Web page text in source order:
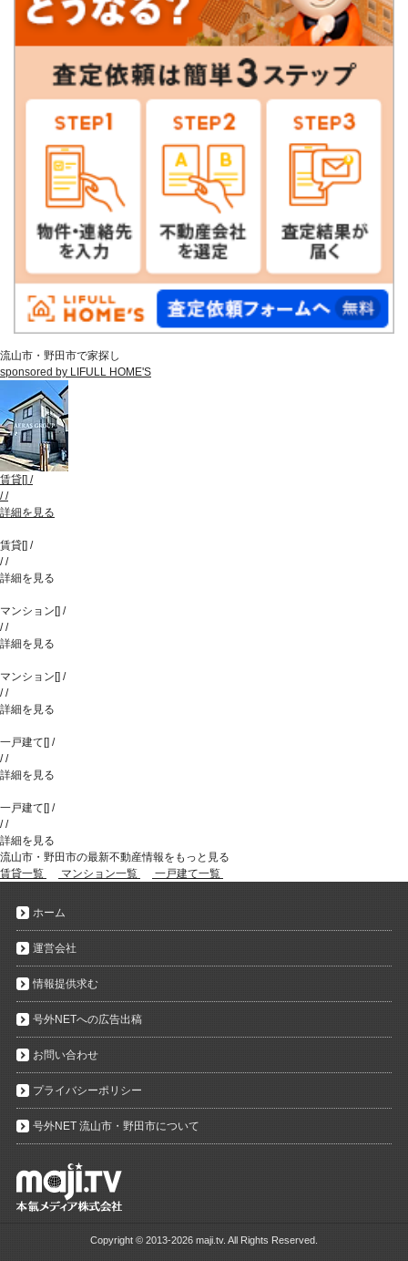
流山市・野田市で家探し
sponsored by LIFULL HOME'S
賃貸[] /
//
詳細を見る
賃貸[] /
//
詳細を見る
マンション [] /
//
詳細を見る
マンション [] /
//
詳細を見る
一戸建て [] /
//
詳細を見る
一戸建て [] /
//
詳細を見る
流山市・野田市の最新不動産情報をもっと見る
賃貸一覧
マンション一覧 一戸建て一覧
ホーム
運営会社
情報提供求む
号外NETへの広告出稿
お問い合わせ
プライバシーポリシー
号外NET 流山市・野田市について
Copyright © 2013-2026 maji.tv. All Rights Reserved.